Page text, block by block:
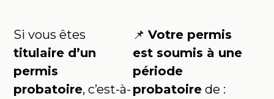
Si vous êtes
titulaire d’un
permis
probatoire, c’est-à-
📌 Votre permis
est soumis à une
période
probatoirede :